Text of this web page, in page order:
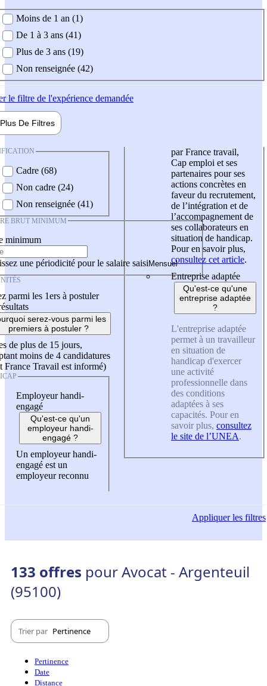
demandée
Moins de 1 an (1)
De 1 à 3 ans (41)
Plus de 3 ans (19)
Non renseignée (42)
le filtre de l'expérience demandée
Plus De Filtres
Cadre (68)
Non cadre (24)
Non renseignée (41)
BRUT MINIMUM
minimum
une périodicité pour le salaire saisi
parmi les 1ers à postuler
serez-vous parmi les
premiers à postuler ?
de plus de 15 jours,
moins de 4 candidatures
France Travail est informé)
Employeur handi-
engagé
Qu'est-ce qu'un
employeur handi-
engagé ?
Un employeur handi-
engagé est un
employeur reconnu
par France travail,
Cap emploi et ses
partenaires pour ses
actions concrètes en
faveur du recrutement,
de l’intégration et de
l’accompagnement de
ses collaborateurs en
situation de handicap.
Pour en savoir plus,
consultez cet article.
Entreprise adaptée
Qu'est-ce qu'une
entreprise adaptée
?
L'entreprise adaptée
permet à un travailleur
en situation de
handicap d'exercer
une activité
professionnelle dans
des conditions
adaptées à ses
capacités. Pour en
savoir plus, consultez
le site de l’UNEA.
Appliquerles filtres
133 offres pour Avocat - Argenteuil
(95100)
Trier par Pertinence
Pertinence
Date
Distance